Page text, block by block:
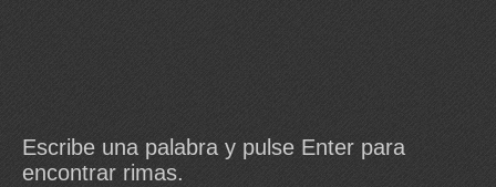
Escribe una palabra y pulse Enter para
encontrar rimas.